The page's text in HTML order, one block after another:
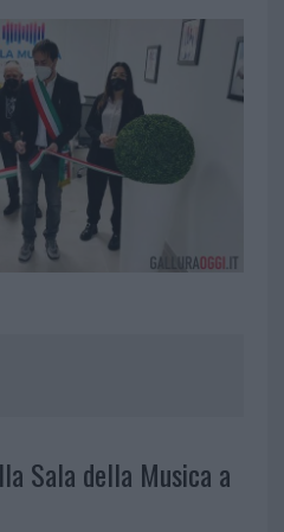
Sala della Musica a